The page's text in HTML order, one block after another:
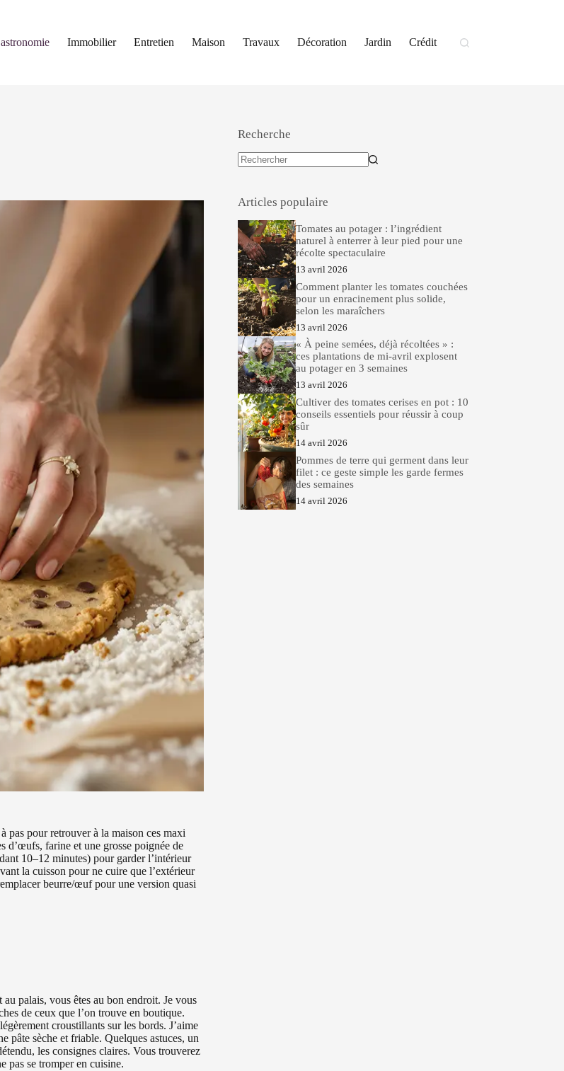
Immobilier Entretien Maison Travaux Décoration Jardin Crédit
pas pour retrouver à la maison ces maxi
d’œufs, farine et une grosse poignée de
10–12 minutes) pour garder l’intérieur
la cuisson pour ne cuire que l’extérieur
beurre/œuf pour une version quasi
palais, vous êtes au bon endroit. Je vous
de ceux que l’on trouve en boutique.
croustillants sur les bords. J’aime
pâte sèche et friable. Quelques astuces, un
les consignes claires. Vous trouverez
pas se tromper en cuisine.
Recherche
Articles populaire
Tomates au potager : l’ingrédient
naturel à enterrer à leur pied pour une
récolte spectaculaire
13 avril 2026
Comment planter les tomates couchées
pour un enracinement plus solide,
selon les maraîchers
13 avril 2026
« À peine semées, déjà récoltées » :
ces plantations de mi-avril explosent
au potager en 3 semaines
13 avril 2026
Cultiver des tomates cerises en pot : 10
conseils essentiels pour réussir à coup
sûr
14 avril 2026
Pommes de terre qui germent dans leur
filet : ce geste simple les garde fermes
des semaines
14 avril 2026